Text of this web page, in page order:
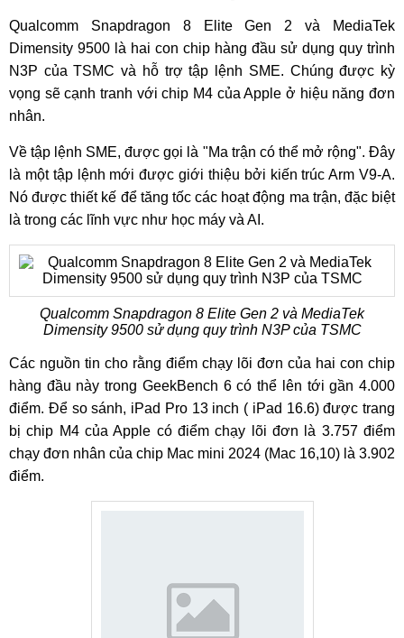
Qualcomm Snapdragon 8 Elite Gen 2 và MediaTek
Dimensity 9500 là hai con chip hàng đầu sử dụng quy trình
N3P của TSMC và hỗ trợ tập lệnh SME. Chúng được kỳ
vọng sẽ cạnh tranh với chip M4 của Apple ở hiệu năng đơn
nhân.
Về tập lệnh SME, được gọi là "Ma trận có thể mở rộng". Đây
là một tập lệnh mới được giới thiệu bởi kiến ​​trúc Arm V9-A.
Nó được thiết kế để tăng tốc các hoạt động ma trận, đặc biệt
là trong các lĩnh vực như học máy và AI.
Qualcomm Snapdragon 8 Elite Gen 2 và MediaTek
Dimensity 9500 sử dụng quy trình N3P của TSMC
Các nguồn tin cho rằng điểm chạy lõi đơn của hai con chip
hàng đầu này trong GeekBench 6 có thể lên tới gần 4.000
điểm. Để so sánh, iPad Pro 13 inch ( iPad 16.6) được trang
bị chip M4 của Apple có điểm chạy lõi đơn là 3.757 điểm
chạy đơn nhân của chip Mac mini 2024 (Mac 16,10) là 3.902
điểm.